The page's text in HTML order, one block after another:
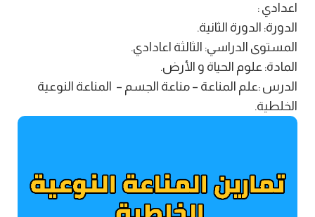
اعدادي :
الدورة: الدورة الثانية.
المستوى الدراسي: الثالثة اعادادي.
المادة: علوم الحياة و الأرض.
الدرس :علم المناعة – مناعة الجسم – المناعة النوعية
الخلطية.